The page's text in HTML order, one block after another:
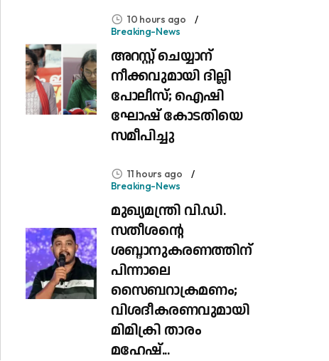
10 hours ago
Breaking-News
അറസ്റ്റ് ചെയ്യാന്‌
നീക്കവുമായി ദില്ലി
പോലീസ്; ഐഷി
ഘോഷ് കോടതിയെ
സമീപിച്ചു
11 hours ago
Breaking-News
മുഖ്യമന്ത്രി വി.ഡി.
സതീശന്റെ
ശബ്ദാനുകരണത്തിന്
പിന്നാലെ
സൈബറാക്രമണം;
വിശദീകരണവുമായി
മിമിക്രി താരം
മഹേഷ്...